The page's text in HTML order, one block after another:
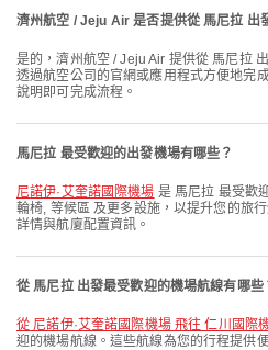
濟州航空 / Jeju Air 是否提供從 馬尼拉 出
是的，濟州航空 / Jeju Air 提供從 馬尼拉 出發航班的線上報到服務，讓您可以
透過航空公司的官網或應用程式方便地完
說明即可完成流程。
馬尼拉 最受歡迎的出發機場有哪些？
尼諾伊·艾奎諾國際機場 是 馬尼拉 最受歡
輪椅, 等候區 及更多設施，以提升您的旅
詳情與航廈配置資訊。
從 馬尼拉 出發最受歡迎的機場航線有哪些
從 尼諾伊·艾奎諾國際機場 飛往 仁川國際
迎的機場航線。這些航線為您的行程提供